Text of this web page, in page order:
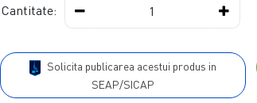
Cantitate:
SEAP/SICAP